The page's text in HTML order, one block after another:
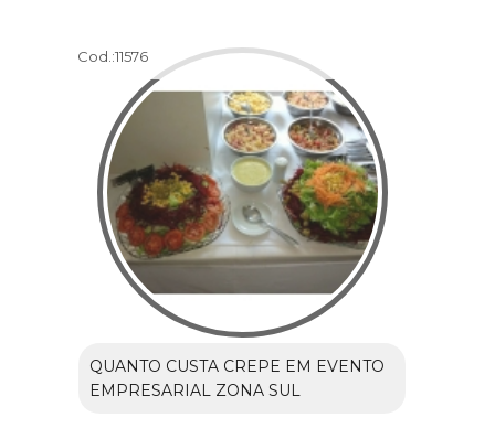
Cod.:11576
QUANTO CUSTA CREPE EM EVENTO
EMPRESARIAL ZONA SUL